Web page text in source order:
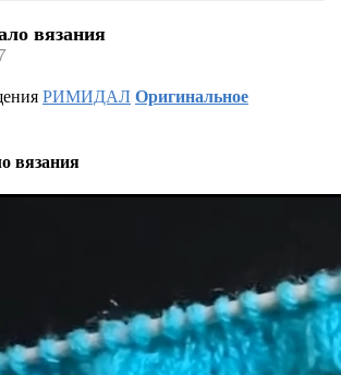
вязания
РИМИДАЛОригинальное
вязания